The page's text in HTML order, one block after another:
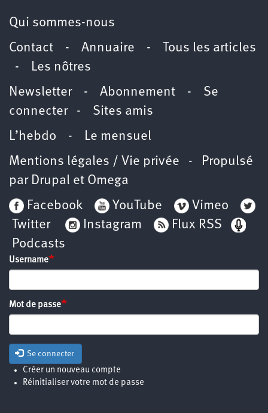
Qui sommes-nous
Contact - Annuaire -
Tous les articles
- Les nôtres
Newsletter- Abonnement - Se
connecter- Sites amis
L’hebdo - Le mensuel
Mentions légales / Vie privée - Propulsé
par Drupal et Omega
Facebook
YouTube
Vimeo
Twitter
Instagram
Flux RSS
Podcasts
Username
Mot de passe
Se connecter
Créer un nouveau compte
Réinitialiser votre mot de passe